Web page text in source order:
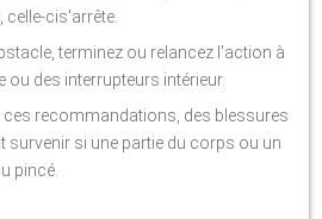
celle-cis'arrête.
terminez ou relancez l'action à
ou des interrupteurs intérieur.
ces recommandations, des blessures
si une partie du corps ou un
pincé.